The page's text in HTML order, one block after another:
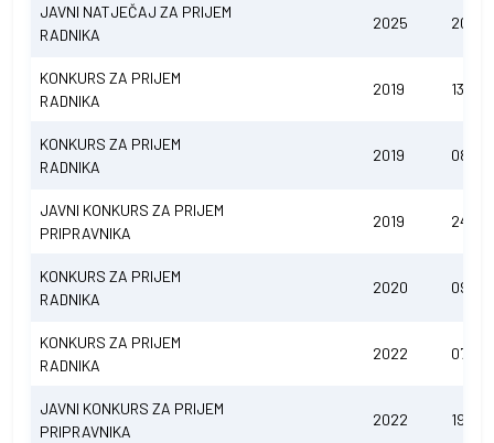
JAVNI NATJEČAJ ZA PRIJEM
RADNIKA
2025
KONKURS ZA PRIJEM
RADNIKA
2019
KONKURS ZA PRIJEM
RADNIKA
2019
JAVNI KONKURS ZA PRIJEM
PRIPRAVNIKA
2019
KONKURS ZA PRIJEM
RADNIKA
2020
KONKURS ZA PRIJEM
RADNIKA
2022
JAVNI KONKURS ZA PRIJEM
PRIPRAVNIKA
2022